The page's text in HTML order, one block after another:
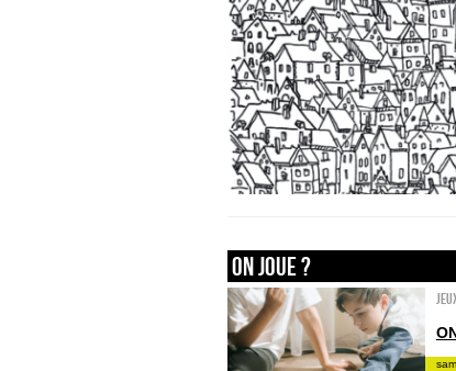
On joue ?